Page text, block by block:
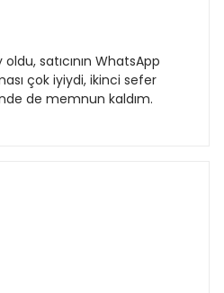
satıcının WhatsApp
çok iyiydi, ikinci sefer
de memnun kaldım.